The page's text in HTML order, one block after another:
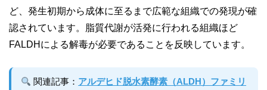
ど、発生初期から成体に至るまで広範な組織での発現が確
認されています。脂質代謝が活発に行われる組織ほど
FALDHによる解毒が必要であることを反映しています。
関連記事： アルデヒド脱水素酵素（ALDH）ファミリ